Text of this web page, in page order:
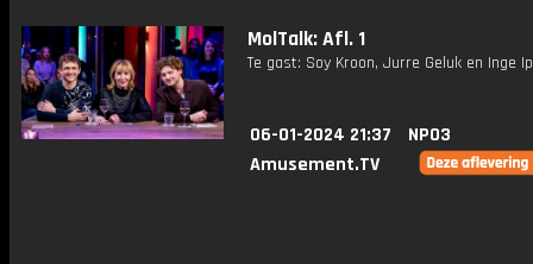
MolTalk: Afl. 1
Te gast: Soy Kroon, Jurre Geluk en Inge
06-01-2024 21:37
NPO3
Amusement.TV